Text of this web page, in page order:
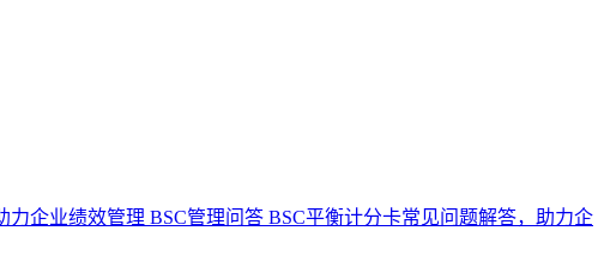
力企业绩效管理 BSC管理问答 BSC平衡计分卡常见问题解答，助力企